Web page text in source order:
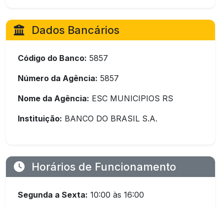
Dados Bancários
Código do Banco: 5857
Número da Agência: 5857
Nome da Agência: ESC MUNICIPIOS RS
Instituição: BANCO DO BRASIL S.A.
Horários de Funcionamento
Segunda a Sexta: 10:00 às 16:00